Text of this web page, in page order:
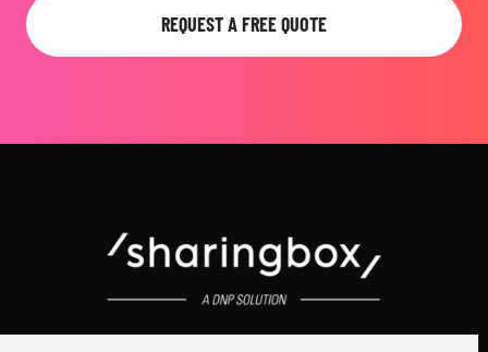
REQUEST A FREE QUOTE